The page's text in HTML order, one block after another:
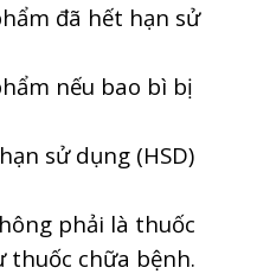
đã hết hạn sử
nếu bao bì bị
sử dụng (HSD)
phải là thuốc
thuốc chữa bệnh.